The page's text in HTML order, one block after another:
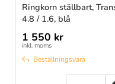
Ringkorn ställbart,
4.8 / 1.6, blå
1 550 kr
inkl. moms
Beställningsvara